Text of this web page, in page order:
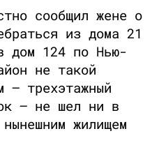
сообщил жене о
из дома 21
дом 124 по Нью-
не такой
— трехэтажный
— не шел ни в
жилищем